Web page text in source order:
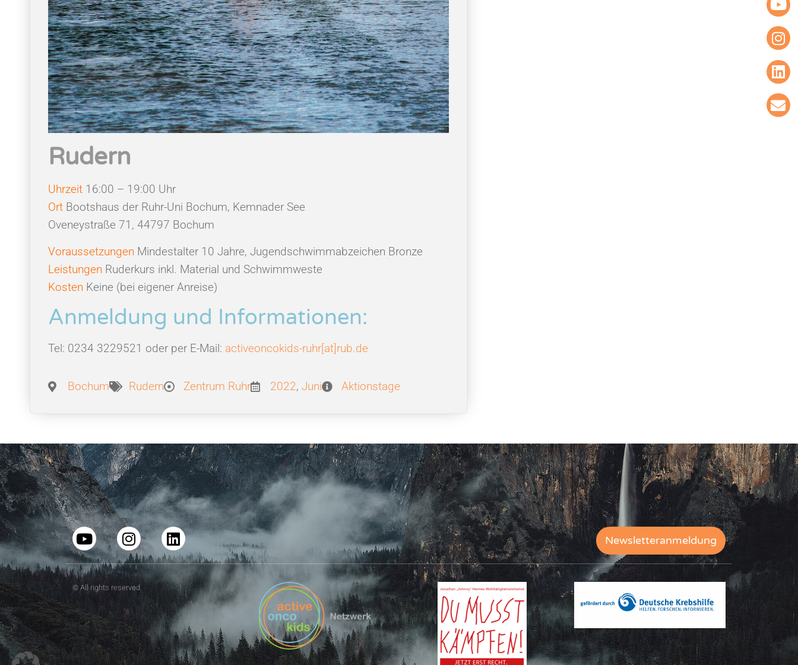
Rudern
Uhrzeit 16:00 – 19:00 Uhr
Ort Bootshaus der Ruhr-Uni Bochum, Kemnader See
Oveneystraße 71, 44797 Bochum
Voraussetzungen Mindestalter 10 Jahre, Jugendschwimmabzeichen Bronze
Leistungen Ruderkurs inkl. Material und Schwimmweste
Kosten Keine (bei eigener Anreise)
Anmeldung und Informationen:
Tel: 0234 3229521 oder per E-Mail: activeoncokids-ruhr[at]rub.de
Bochum Rudern Zentrum Ruhr 2022, Juni Aktionstage
Newsletteranmeldung
© All rights reserved